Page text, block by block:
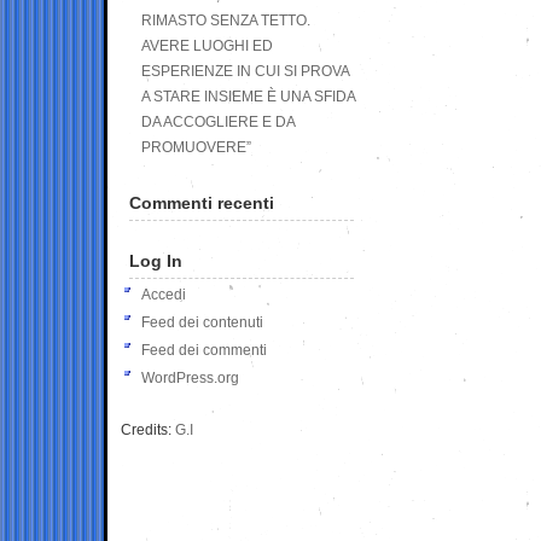
RIMASTO SENZA TETTO.
AVERE LUOGHI ED
ESPERIENZE IN CUI SI PROVA
A STARE INSIEME È UNA SFIDA
DA ACCOGLIERE E DA
PROMUOVERE”
Commenti recenti
Log In
Accedi
Feed dei contenuti
Feed dei commenti
WordPress.org
Credits: G.I